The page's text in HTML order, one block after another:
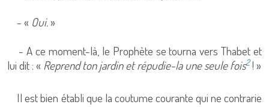
- « Oui.»
- A ce moment-là, le Prophète se tourna vers Thabet et
lui dit : « Reprend ton jardin et répudie-la une seule fois2! »
Il est bien établi que la coutume courante qui ne contrarie